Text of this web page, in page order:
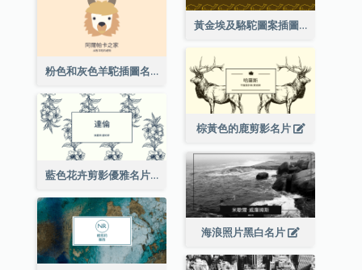
黃金埃及駱駝圖案插圖名片
粉色和灰色羊駝插圖名片
棕黃色的鹿剪影名片
藍色花卉剪影優雅名片
海浪照片黑白名片